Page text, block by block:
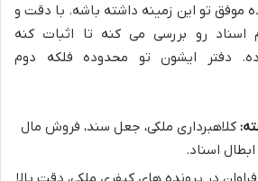
موفق تو این زمینه داشته باشه. با دقت و
اسناد رو بررسی می کنه تا اثبات کنه
دفتر ایشون تو محدوده فلکه دوم
کلاهبرداری ملکی، جعل سند، فروش مال
اسناد.